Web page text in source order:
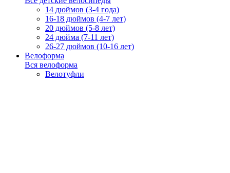
14 дюймов (3-4 года)
16-18 дюймов (4-7 лет)
20 дюймов (5-8 лет)
24 дюйма (7-11 лет)
26-27 дюймов (10-16 лет)
Велоформа
Вся велоформа
Велотуфли